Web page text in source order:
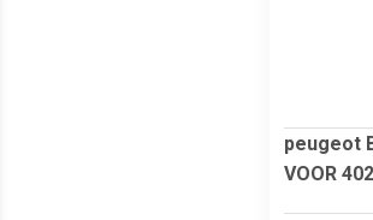
peugeot
VOOR